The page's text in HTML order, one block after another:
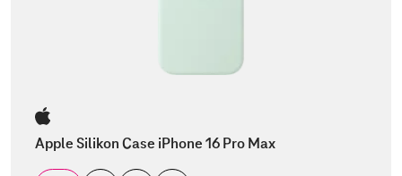
Apple Silikon Case iPhone 16 Pro Max